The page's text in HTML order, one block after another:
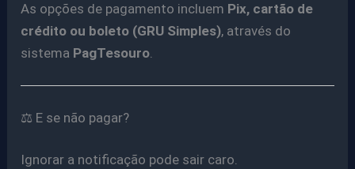
As opções de pagamento incluem Pix, cartão de
crédito ou boleto (GRU Simples), através do
sistema PagTesouro.
⚖️ E se não pagar?
Ignorar a notificação pode sair caro.